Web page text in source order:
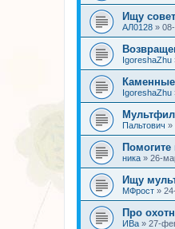
Ищу
АЛ0128 »
IgoreshaZhu
IgoreshaZhu
Пальтович »
ника » 26-
Ищу
МФрост »
Про
ИВа » 27-